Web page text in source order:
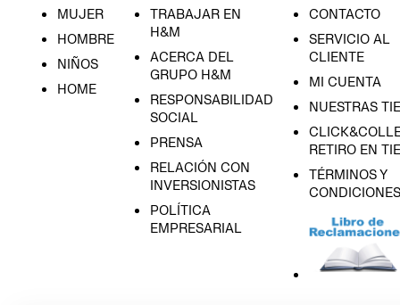
MUJER
HOMBRE
NIÑOS
HOME
TRABAJAR EN
H&M
ACERCA DEL
GRUPO H&M
RESPONSABILIDAD
SOCIAL
PRENSA
RELACIÓN CON
INVERSIONISTAS
POLÍTICA
EMPRESARIAL
CONTACTO
SERVICIO AL
CLIENTE
MI CUENTA
NUESTRAS
RETIRO EN
TÉRMINOS Y
CONDICIONES